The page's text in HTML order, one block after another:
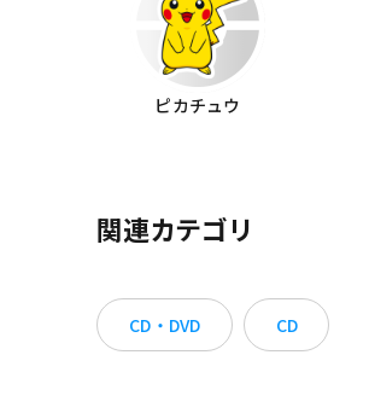
ピカチュウ
関連カテゴリ
CD・DVD CD